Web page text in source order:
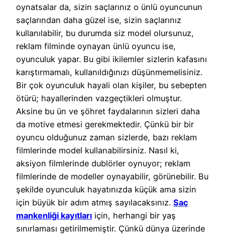
oynatsalar da, sizin saçlarınız o ünlü oyuncunun
saçlarından daha güzel ise, sizin saçlarınız
kullanılabilir, bu durumda siz model olursunuz,
reklam filminde oynayan ünlü oyuncu ise,
oyunculuk yapar. Bu gibi ikilemler sizlerin kafasını
karıştırmamalı, kullanıldığınızı düşünmemelisiniz.
Bir çok oyunculuk hayali olan kişiler, bu sebepten
ötürü; hayallerinden vazgeçtikleri olmuştur.
Aksine bu ün ve şöhret faydalarının sizleri daha
da motive etmesi gerekmektedir. Çünkü bir bir
oyuncu olduğunuz zaman sizlerde, bazı reklam
filmlerinde model kullanabilirsiniz. Nasıl ki,
aksiyon filmlerinde dublörler oynuyor; reklam
filmlerinde de modeller oynayabilir, görünebilir. Bu
şekilde oyunculuk hayatınızda küçük ama sizin
için büyük bir adım atmış sayılacaksınız. Saç
mankenliği kayıtları için, herhangi bir yaş
sınırlaması getirilmemiştir. Çünkü dünya üzerinde